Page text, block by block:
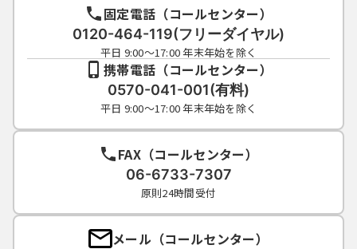
固定電話（コールセンター）
0120-464-119(フリーダイヤル)
平日 9:00～17:00 年末年始を除く
携帯電話（コールセンター）
0570-041-001(有料)
平日 9:00～17:00 年末年始を除く
FAX（コールセンター）
06-6733-7307
原則24時間受付
メール（コールセンター）